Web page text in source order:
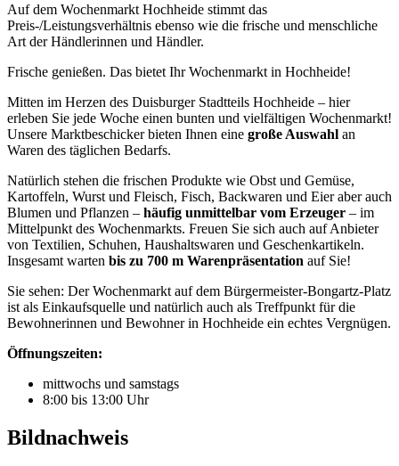
Auf dem Wochenmarkt Hochheide stimmt das
Preis-/Leistungsverhältnis ebenso wie die frische und menschliche
Art der Händlerinnen und Händler.
Frische genießen. Das bietet Ihr Wochenmarkt in Hochheide!
Mitten im Herzen des Duisburger Stadtteils Hochheide – hier
erleben Sie jede Woche einen bunten und vielfältigen Wochenmarkt!
Unsere Marktbeschicker bieten Ihnen eine große Auswahl an
Waren des täglichen Bedarfs.
Natürlich stehen die frischen Produkte wie Obst und Gemüse,
Kartoffeln, Wurst und Fleisch, Fisch, Backwaren und Eier aber auch
Blumen und Pflanzen – häufig unmittelbar vom Erzeuger – im
Mittelpunkt des Wochenmarkts. Freuen Sie sich auch auf Anbieter
von Textilien, Schuhen, Haushaltswaren und Geschenkartikeln.
Insgesamt warten bis zu 700 m Warenpräsentation auf Sie!
Sie sehen: Der Wochenmarkt auf dem Bürgermeister-Bongartz-Platz
ist als Einkaufsquelle und natürlich auch als Treffpunkt für die
Bewohnerinnen und Bewohner in Hochheide ein echtes Vergnügen.
Öffnungszeiten:
mittwochs und samstags
8:00 bis 13:00 Uhr
Bildnachweis